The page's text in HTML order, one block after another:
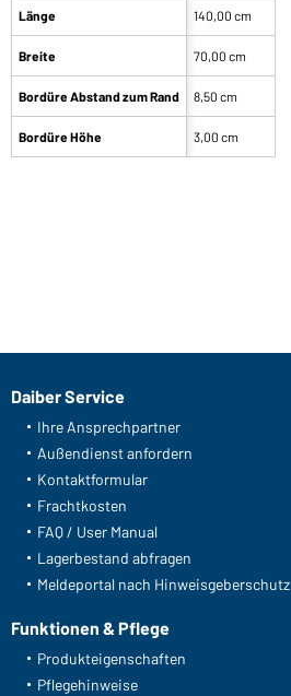
Länge
Breite
Bordüre Abstand zum Rand
Bordüre Höhe
140,00 cm
70,00 cm
8,50 cm
3,00 cm
Daiber Service
Ihre Ansprechpartner
Außendienst anfordern
Kontaktformular
Frachtkosten
FAQ / User Manual
Lagerbestand abfragen
Meldeportal nach Hinweisgeberschutz
Funktionen & Pflege
Produkteigenschaften
Pflegehinweise